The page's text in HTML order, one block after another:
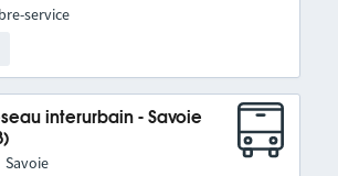
service
interurbain - Savoie
Savoie